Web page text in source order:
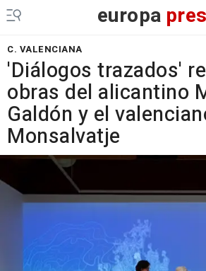
europa
C. VALENCIANA
'Diálogos trazados'
obras del alicantino
Galdón y el
Monsalvatje